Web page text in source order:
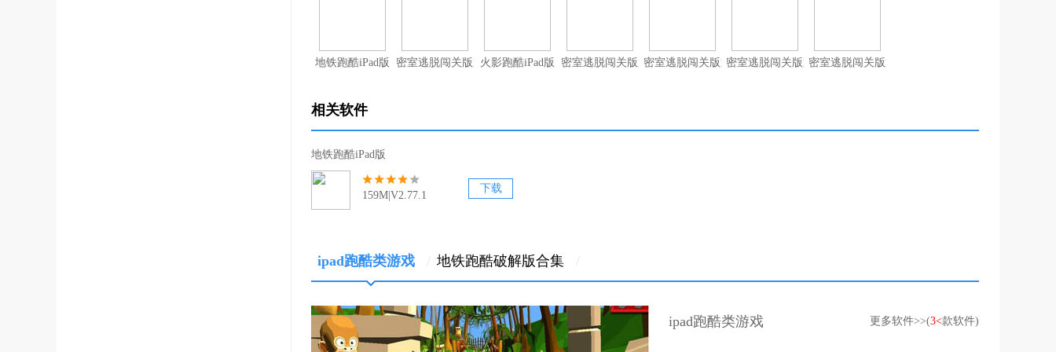
地铁跑酷iPad版 密室逃脱闯关版第2季iPad版
火影跑酷iPad版 密室逃脱闯关版第5季iPad版密室逃脱闯关版第4季iPad版密室逃脱闯关版第3季iPad版密室逃脱闯关版第1季iPad版
相关软件
地铁跑酷iPad版
159M|V2.77.1
下载
ipad跑酷类游戏 地铁跑酷破解版合集
ipad跑酷类游戏 更多软件>>(3<款软件)